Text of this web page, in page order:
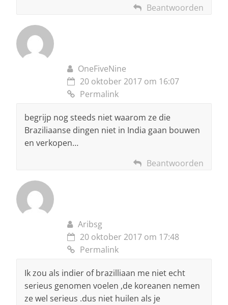
Beantwoorden
OneFiveNine
20 oktober 2017 om 16:07
Permalink
begrijp nog steeds niet waarom ze die
Braziliaanse dingen niet in India gaan bouwen
en verkopen…
Beantwoorden
Aribsg
20 oktober 2017 om 17:48
Permalink
Ik zou als indier of brazilliaan me niet echt
serieus genomen voelen ,de koreanen nemen
ze wel serieus .dus niet huilen als je